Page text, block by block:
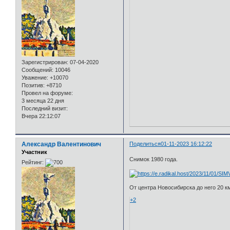
Зарегистрирован: 07-04-2020
Сообщений: 10046
Уважение: +10070
Позитив: +8710
Провел на форуме:
3 месяца 22 дня
Последний визит:
Вчера 22:12:07
Поделиться01-11-2023 16:12:22
Александр Валентинович
Участник
Рейтинг:
Снимок 1980 года.
От центра Новосибирска до него 20
+2